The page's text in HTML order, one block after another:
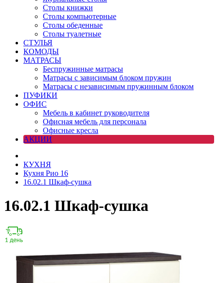
Столы книжки
Столы компьютерные
Столы обеденные
Столы туалетные
СТУЛЬЯ
КОМОДЫ
МАТРАСЫ
Беспружинные матрасы
Матрасы с зависимым блоком пружин
Матрасы с независимым пружинным блоком
ПУФИКИ
ОФИС
Мебель в кабинет руководителя
Офисная мебель для персонала
Офисные кресла
АКЦИИ
КУХНЯ
Кухня Рио 16
16.02.1 Шкаф-сушка
16.02.1 Шкаф-сушка